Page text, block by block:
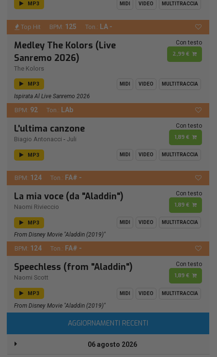
MP3 MIDI VIDEO MULTITRACCIA
Top Hit BPM: 125 Ton.: LA -
Medley The Kolors (Live
Sanremo 2026)
The Kolors
Con testo
2,99 €
MP3 MIDI VIDEO MULTITRACCIA
Ispirata Al Live Sanremo 2026
BPM: 92 Ton.: LAb
L'ultima canzone
Biagio Antonacci - Juli
Con testo
1,89 €
MP3 MIDI VIDEO MULTITRACCIA
BPM: 124 Ton.: FA# -
La mia voce (da "Aladdin")
Naomi Rivieccio
Con testo
1,89 €
MP3 MIDI VIDEO MULTITRACCIA
From Disney Movie "Aladdin (2019)"
BPM: 124 Ton.: FA# -
Speechless (from "Aladdin")
Naomi Scott
Con testo
1,89 €
MP3 MIDI VIDEO MULTITRACCIA
From Disney Movie "Aladdin (2019)"
AGGIORNAMENTI RECENTI
06 agosto 2026